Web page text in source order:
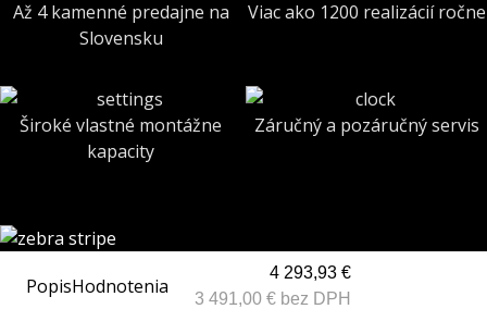
Až 4 kamenné predajne na
Slovensku
Viac ako 1200 realizácií ročne
Široké vlastné montážne
kapacity
Záručný a pozáručný servis
PopisHodnotenia
4 293,93 €
3 491,00 € bez DPH